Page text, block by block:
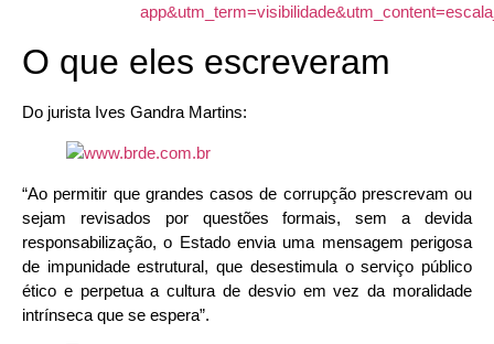
O que eles escreveram
Do jurista Ives Gandra Martins:
“Ao permitir que grandes casos de corrupção prescrevam ou
sejam revisados por questões formais, sem a devida
responsabilização, o Estado envia uma mensagem perigosa
de impunidade estrutural, que desestimula o serviço público
ético e perpetua a cultura de desvio em vez da moralidade
intrínseca que se espera”.